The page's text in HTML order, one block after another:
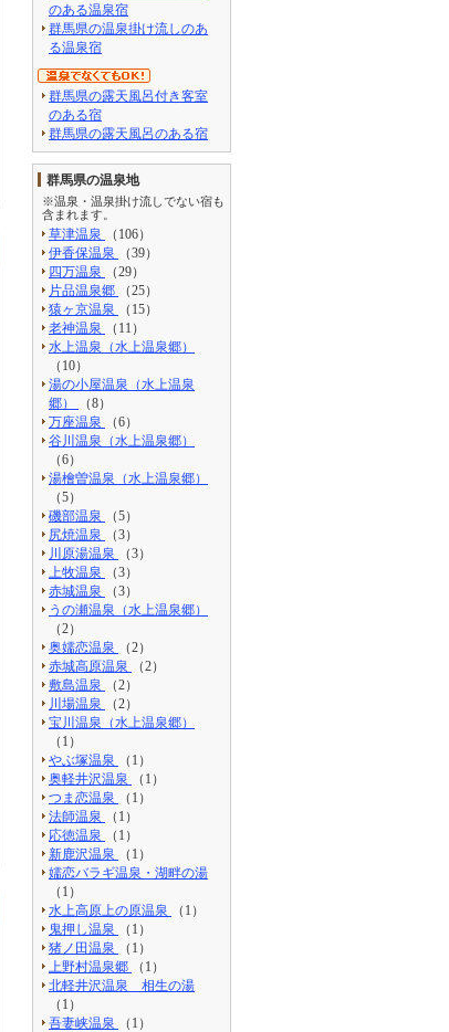
のある温泉宿
群馬県の温泉掛け流しのあ
る温泉宿
群馬県の露天風呂付き客室
のある宿
群馬県の露天風呂のある宿
群馬県の温泉地
※温泉・温泉掛け流しでない宿も
含まれます。
草津温泉
（106）
伊香保温泉
（39）
四万温泉
（29）
片品温泉郷
（25）
猿ヶ京温泉
（15）
老神温泉
（11）
水上温泉（水上温泉郷）
（10）
湯の小屋温泉（水上温泉
郷）
（8）
万座温泉
（6）
谷川温泉（水上温泉郷）
（6）
湯檜曽温泉（水上温泉郷）
（5）
磯部温泉
（5）
尻焼温泉
（3）
川原湯温泉
（3）
上牧温泉
（3）
赤城温泉
（3）
うの瀬温泉（水上温泉郷）
（2）
奥嬬恋温泉
（2）
赤城高原温泉
（2）
敷島温泉
（2）
川場温泉
（2）
宝川温泉（水上温泉郷）
（1）
やぶ塚温泉
（1）
奥軽井沢温泉
（1）
つま恋温泉
（1）
法師温泉
（1）
応徳温泉
（1）
新鹿沢温泉
（1）
嬬恋バラギ温泉・湖畔の湯
（1）
水上高原上の原温泉
（1）
鬼押し温泉
（1）
猪ノ田温泉
（1）
上野村温泉郷
（1）
北軽井沢温泉 相生の湯
（1）
吾妻峡温泉
（1）